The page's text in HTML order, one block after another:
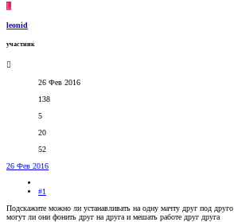
L
leonid
участник
26 Фев 2016
138
5
20
52
26 Фев 2016
#1
Подскажите можно ли устанавливать на одну мачту друг под друго
могут ли они фонить друг на друга и мешать работе друг друга